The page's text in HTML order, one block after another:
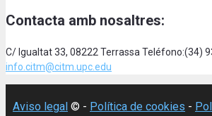
Contacta amb nosaltres:
C/ Igualtat 33, 08222 Terrassa Teléfono:(34)
info.citm@citm.upc.edu
Aviso legal © - Política de cookies -